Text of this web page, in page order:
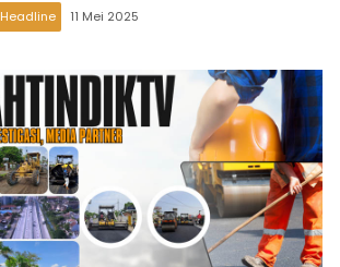
Headline 11 Mei 2025